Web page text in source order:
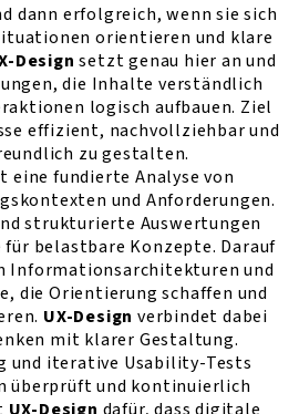
dann erfolgreich, wenn sie sich
orientieren und klare
Design setzt genau hier an und
die Inhalte verständlich
logisch aufbauen. Ziel
effizient, nachvollziehbar und
zu gestalten.
eine fundierte Analyse von
und Anforderungen.
strukturierte Auswertungen
belastbare Konzepte. Darauf
Informationsarchitekturen und
die Orientierung schaffen und
UX-Design verbindet dabei
mit klarer Gestaltung.
und iterative Usability-Tests
überprüft und kontinuierlich
UX-Design dafür, dass digitale